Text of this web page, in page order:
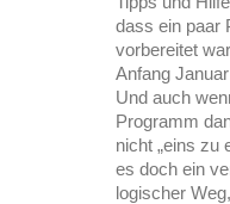
dass ein paar
vorbereitet
Anfang
Und auch
Programm
nicht „eins zu
es doch ein
logischer